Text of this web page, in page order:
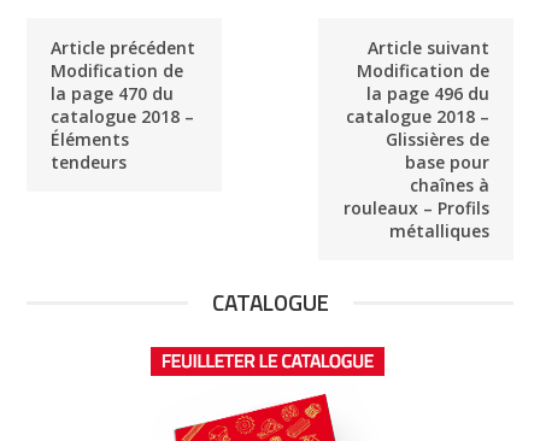
Article précédent
Modification de
la page 470 du
catalogue 2018 –
Éléments
tendeurs
Article suivant
Modification de
la page 496 du
catalogue 2018 –
Glissières de
base pour
chaînes à
rouleaux – Profils
métalliques
CATALOGUE